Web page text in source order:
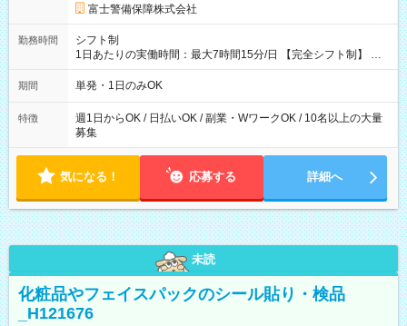
--------------------- より上位の資格取得やリーダー手当を取得する
と ”さらに”加算されます！ ※日当支給時振込手数料等は一切あ
富士警備保障株式会社
勤務時間
シフト制
1日あたりの実働時間：最大7時間15分/日 【完全シフト制】 例
(1) 8：00~17:00（休憩１h） 例(2) 13:00~16:00（早上がりでも
全額支給！） 例(3) 21:00~5:00（夜勤なら日当1.25倍！！）
期間 単発・1日のみOK
特徴
週1日からOK / 日払いOK / 副業・WワークOK / 10名以上の大量
募集
気になる！ 応募する 詳細へ
未読
化粧品やフェイスパックのシール貼り・検品
_H121676